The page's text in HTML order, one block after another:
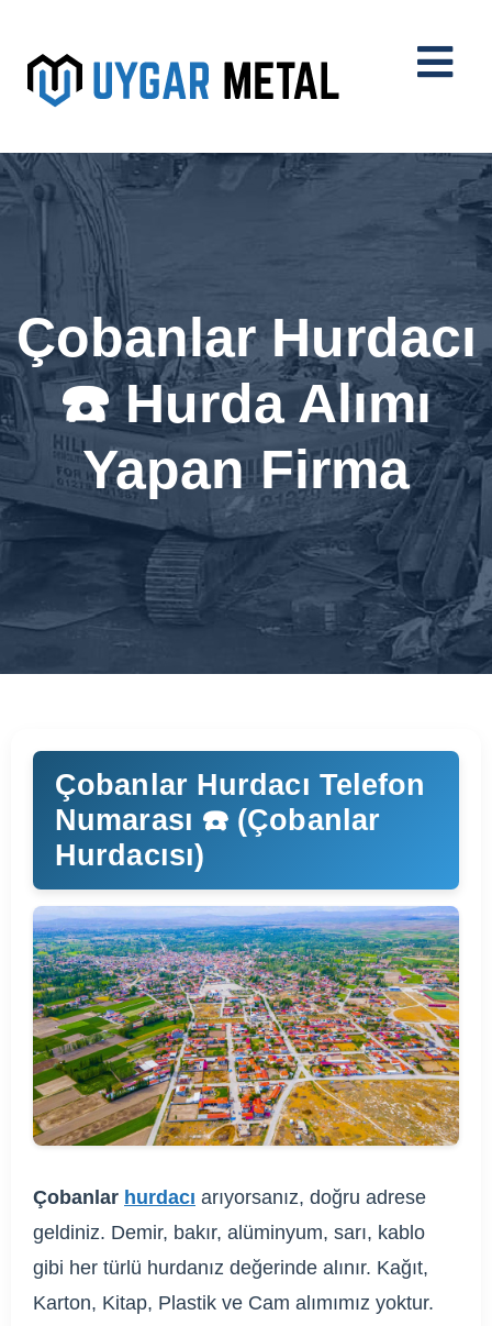
Çobanlar Hurdacı
☎️ Hurda Alımı
Yapan Firma
Çobanlar Hurdacı Telefon
Numarası ☎️ (Çobanlar
Hurdacısı)
Çobanlar hurdacı arıyorsanız, doğru adrese
geldiniz. Demir, bakır, alüminyum, sarı, kablo
gibi her türlü hurdanız değerinde alınır. Kağıt,
Karton, Kitap, Plastik ve Cam alımımız yoktur.